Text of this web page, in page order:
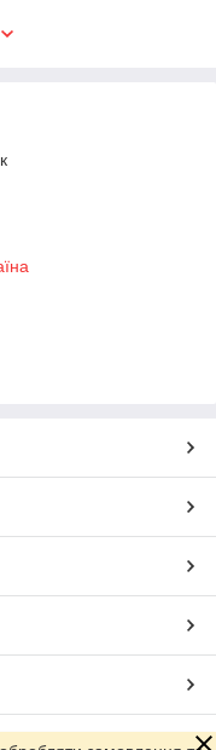
фізіологічно
80ºС.
цей матеріал не
для таких
в хімії:
сполук.
він підходить
фланців і